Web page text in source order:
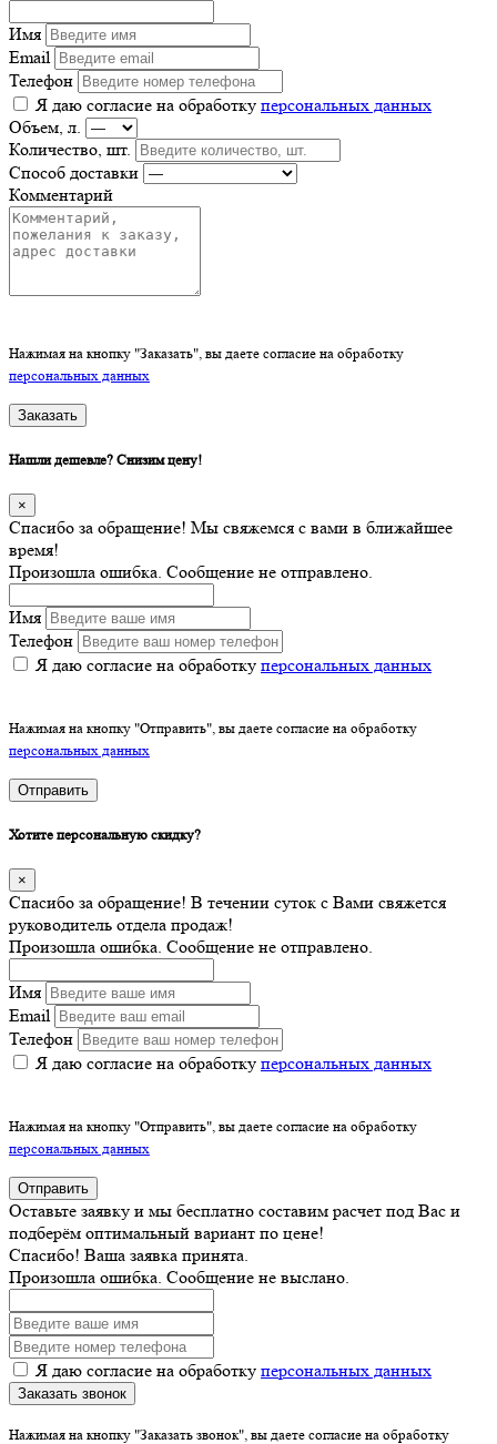
Имя
Email
Телефон
Я даю согласие на обработку персональных данных
Объем, л.
Количество, шт.
Способ доставки
Комментарий
Нажимая на кнопку "Заказать", вы даете согласие на обработку
персональных данных
Заказать
Нашли дешевле? Снизим цену!
×
Спасибо за обращение! Мы свяжемся с вами в ближайшее
время!
Произошла ошибка. Сообщение не отправлено.
Имя
Телефон
Я даю согласие на обработку персональных данных
Нажимая на кнопку "Отправить", вы даете согласие на обработку
персональных данных
Отправить
Хотите персональную скидку?
×
Спасибо за обращение! В течении суток с Вами свяжется
руководитель отдела продаж!
Произошла ошибка. Сообщение не отправлено.
Имя
Email
Телефон
Я даю согласие на обработку персональных данных
Нажимая на кнопку "Отправить", вы даете согласие на обработку
персональных данных
Отправить
Оставьте заявку и мы бесплатно составим расчет под Вас и
подберём оптимальный вариант по цене!
Спасибо! Ваша заявка принята.
Произошла ошибка. Сообщение не выслано.
Я даю согласие на обработку персональных данных
Заказать звонок
Нажимая на кнопку "Заказать звонок", вы даете согласие на обработку